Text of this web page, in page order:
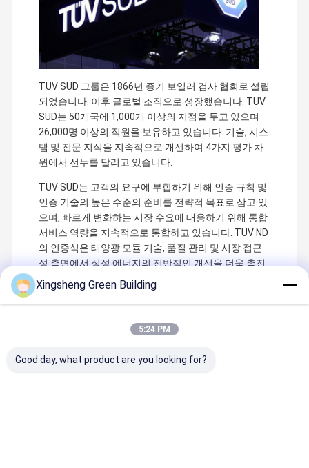
TUV SUD 그룹은 1866년 증기 보일러 검사 협회로 설립
되었습니다. 이후 글로벌 조직으로 성장했습니다. TUV
SUD는 50개국에 1,000개 이상의 지점을 두고 있으며
26,000명 이상의 직원을 보유하고 있습니다. 기술, 시스
템 및 전문 지식을 지속적으로 개선하여 4가지 평가 차
원에서 선두를 달리고 있습니다.
TUV SUD는 고객의 요구에 부합하기 위해 인증 규칙 및
인증 기술의 높은 수준의 준비를 전략적 목표로 삼고 있
으며, 빠르게 변화하는 시장 수요에 대응하기 위해 통합
서비스 역량을 지속적으로 통합하고 있습니다. TUV ND
의 인증식은 태양광 모듈 기술, 품질 관리 및 시장 접근
성 측면에서 싱성 에너지의 전반적인 개선을 더욱 촉진
할 것입니다.
향후, 기존 사업을 기반으로 연구 개발 팀과 기술력을 바
지하고, 회사의 주요 제품의 시장 프로모션을 확대하며,
력을 강화하며, 운영 규모를 확대할 것입니다.
Xingsheng Green Building
5:24 PM
Good day, what product are you looking for?